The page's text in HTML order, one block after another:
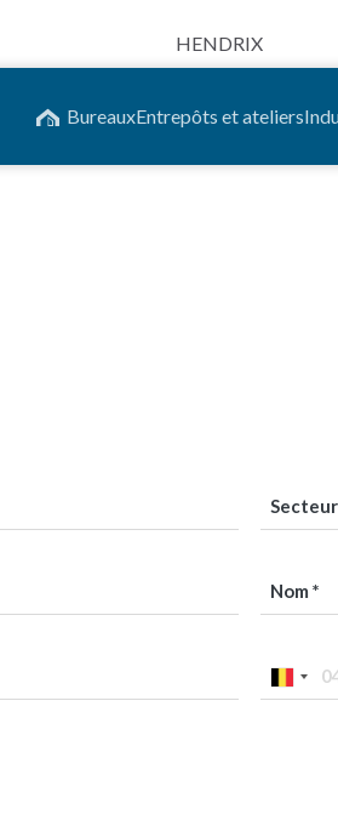
HENDRIX
Entreprise
BureauxEntrepôts et ateliers